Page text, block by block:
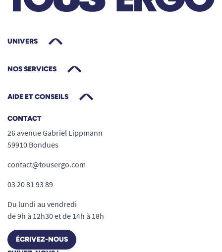
UNIVERS
NOS SERVICES
AIDE ET CONSEILS
CONTACT
26 avenue Gabriel Lippmann
59910 Bondues
contact@tousergo.com
03 20 81 93 89
Du lundi au vendredi
de 9h à 12h30 et de 14h à 18h
ÉCRIVEZ-NOUS